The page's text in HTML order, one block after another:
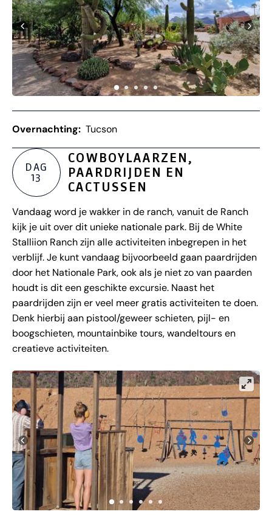
Overnachting: Tucson
DAG
13
COWBOYLAARZEN,
PAARDRIJDEN EN
CACTUSSEN
Vandaag word je wakker in de ranch, vanuit de Ranch
kijk je uit over dit unieke nationale park. Bij de White
Stalliion Ranch zijn alle activiteiten inbegrepen in het
verblijf. Je kunt vandaag bijvoorbeeld gaan paardrijden
door het Nationale Park, ook als je niet zo van paarden
houdt is dit een geschikte excursie. Naast het
paardrijden zijn er veel meer gratis activiteiten te doen.
Denk hierbij aan pistool/geweer schieten, pijl- en
boogschieten, mountainbike tours, wandeltours en
creatieve activiteiten.